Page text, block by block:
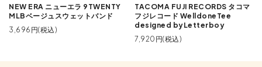
NEW ERA ニューエラ 9TWENTY
MLBベージュスウェットバンド
3,696円(税込)
TACOMA FUJI RECORDS タコマ
フジレコード WelldoneTee
designed byLetterboy
7,920円(税込)